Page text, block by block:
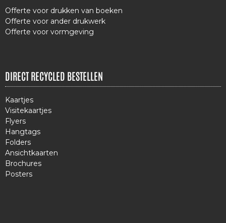
Offerte voor drukken van boeken
Offerte voor ander drukwerk
Offerte voor vormgeving
DIRECT RECYCLED BESTELLEN
Kaartjes
Visitekaartjes
Flyers
Hangtags
Folders
Ansichtkaarten
Brochures
Posters